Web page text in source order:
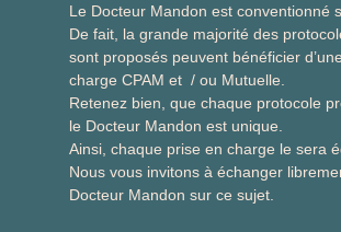
Le Docteur Mandon est conventionné
De fait, la grande majorité des
sont proposés peuvent bénéficier
charge CPAM et / ou Mutuelle.
Retenez bien, que chaque protocole
le Docteur Mandon est unique.
Ainsi, chaque prise en charge le sera
Nous vous invitons à échanger
Docteur Mandon sur ce sujet.